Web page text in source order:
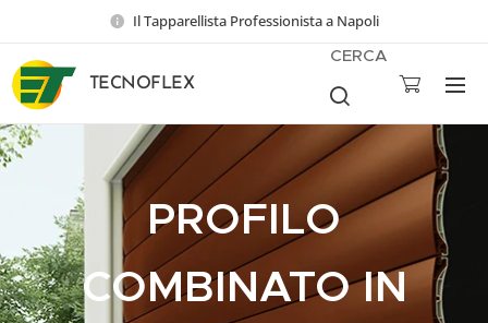
Il Tapparellista Professionista a Napoli
TECNOFLEX
CERCA
PROFILO
COMBINATO IN